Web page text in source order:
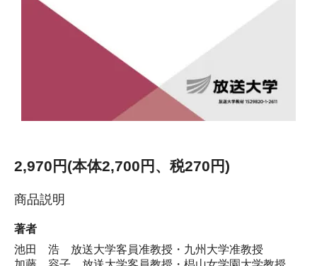
2,970円(本体2,700円、税270円)
商品説明
著者
池田 浩 放送大学客員准教授・九州大学准教授